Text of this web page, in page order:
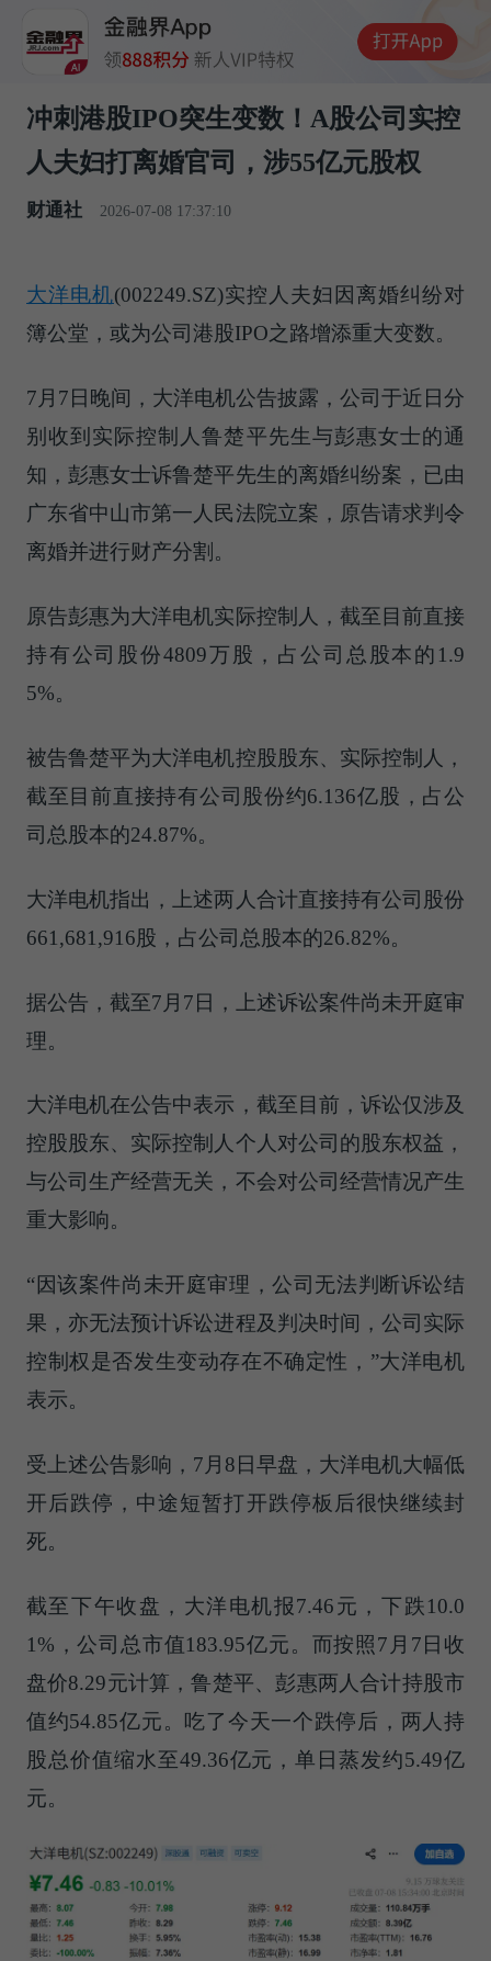
冲刺港股IPO突生变数！A股公司实控
人夫妇打离婚官司，涉55亿元股权
财通社 2026-07-08 17:37:10
大洋电机(002249.SZ)实控人夫妇因离婚纠纷对
簿公堂，或为公司港股IPO之路增添重大变数。
7月7日晚间，大洋电机公告披露，公司于近日分
别收到实际控制人鲁楚平先生与彭惠女士的通
知，彭惠女士诉鲁楚平先生的离婚纠纷案，已由
广东省中山市第一人民法院立案，原告请求判令
离婚并进行财产分割。
原告彭惠为大洋电机实际控制人，截至目前直接
持有公司股份4809万股，占公司总股本的1.9
5%。
被告鲁楚平为大洋电机控股股东、实际控制人，
截至目前直接持有公司股份约6.136亿股，占公
司总股本的24.87%。
大洋电机指出，上述两人合计直接持有公司股份
661,681,916股，占公司总股本的26.82%。
据公告，截至7月7日，上述诉讼案件尚未开庭审
理。
大洋电机在公告中表示，截至目前，诉讼仅涉及
控股股东、实际控制人个人对公司的股东权益，
与公司生产经营无关，不会对公司经营情况产生
重大影响。
“因该案件尚未开庭审理，公司无法判断诉讼结
果，亦无法预计诉讼进程及判决时间，公司实际
控制权是否发生变动存在不确定性，”大洋电机
表示。
受上述公告影响，7月8日早盘，大洋电机大幅低
开后跌停，中途短暂打开跌停板后很快继续封
死。
截至下午收盘，大洋电机报7.46元，下跌10.0
1%，公司总市值183.95亿元。而按照7月7日收
盘价8.29元计算，鲁楚平、彭惠两人合计持股市
值约54.85亿元。吃了今天一个跌停后，两人持
股总价值缩水至49.36亿元，单日蒸发约5.49亿
元。